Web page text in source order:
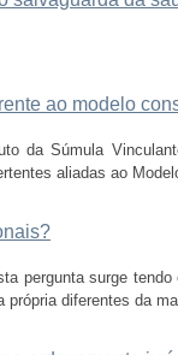
ao modelo
da Súmula
aliadas ao
pergunta surge
diferentes da